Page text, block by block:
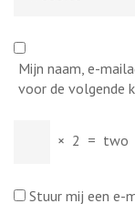
Mijn naam, e-
voor de volgende
× 2 = two
Stuur mij een e-